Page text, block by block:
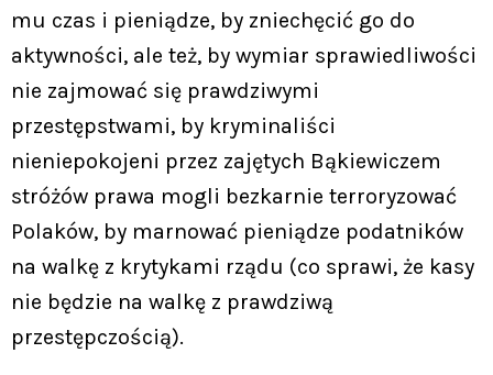
mu czas i pieniądze, by zniechęcić go do
aktywności, ale też, by wymiar sprawiedliwości
nie zajmować się prawdziwymi
przestępstwami, by kryminaliści
nieniepokojeni przez zajętych Bąkiewiczem
stróżów prawa mogli bezkarnie terroryzować
Polaków, by marnować pieniądze podatników
na walkę z krytykami rządu (co sprawi, że kasy
nie będzie na walkę z prawdziwą
przestępczością).